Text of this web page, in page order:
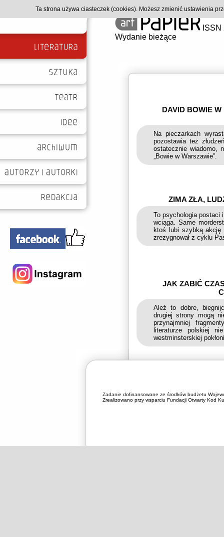
Wydanie bieżące
DAVID BOWIE
Na pieczarkach
pozostawia też
ostatecznie wiadomo,
„Bowie w Warszawie”.
ZIMA ZŁA,
To psychologia postaci
wciąga. Same
ktoś lubi szybką
zrezygnował z cyklu
JAK ZABIĆ
Ależ to dobre,
drugiej strony mogą
przynajmniej
literaturze polskiej
westminsterskiej
Zadanie dofinansowane ze środków budżetu
Zrealizowano przy wsparciu Fundacji Otwarty Kod
Ta strona używa ciasteczek (cookies). Możesz zmienić ustawienia